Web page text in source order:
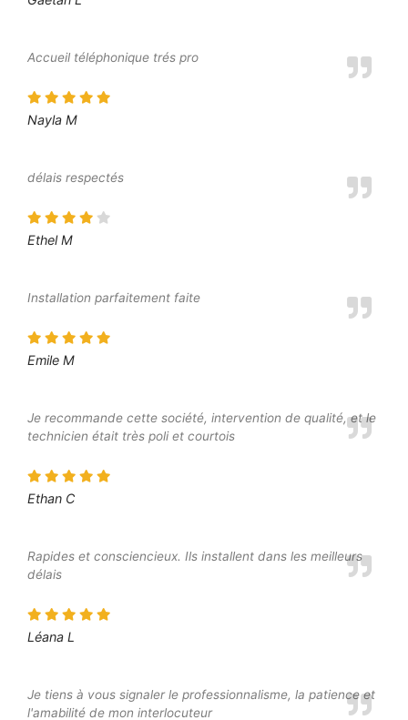
Accueil téléphonique trés pro
Nayla M
délais respectés
Ethel M
Installation parfaitement faite
Emile M
Je recommande cette société, intervention de qualité, et le
technicien était très poli et courtois
Ethan C
Rapides et consciencieux. Ils installent dans les meilleurs
délais
Léana L
Je tiens à vous signaler le professionnalisme, la patience et
l'amabilité de mon interlocuteur